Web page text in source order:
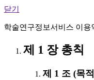
닫기
학술연구정보서비스 이용
제 1 장 총칙
제 1 조 (목